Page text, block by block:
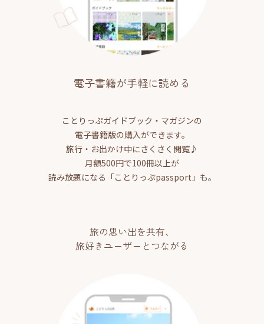
電子書籍が手軽に読める
ことりっぷガイドブック・マガジンの
電子書籍版の購入ができます。
旅行・お出かけ中にさくさく閲覧♪
月額500円で100冊以上が
読み放題になる「ことりっぷpassport」も。
旅の思い出を共有、
旅好きユーザーとつながる